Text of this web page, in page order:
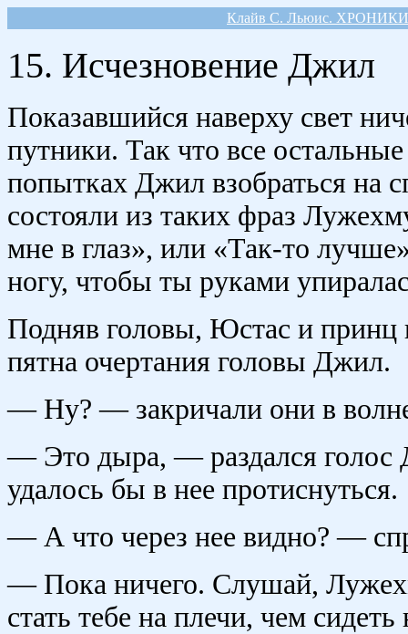
Клайв С. Льюис.
15. Исчезновение Джил
Показавшийся наверху свет
путники. Так что все
попытках Джил взобраться на
состояли из таких фраз
мне в глаз», или «Так-то
ногу, чтобы ты руками
Подняв головы, Юстас и принц
пятна очертания головы Джил.
— Ну? — закричали они в
— Это дыра, — раздался
удалось бы в нее протиснуться.
— А что через нее видно? —
— Пока ничего. Слушай,
стать тебе на плечи, чем